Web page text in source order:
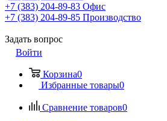
+7 (383) 204-89-83 Офис
+7 (383) 204-89-85 Производство
Задать вопрос
Войти
Корзина0
Избранные товары0
Сравнение товаров0